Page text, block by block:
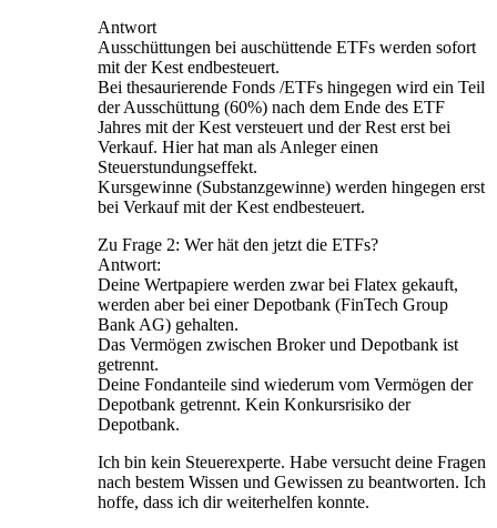
Antwort
Ausschüttungen bei auschüttende ETFs werden sofort
mit der Kest endbesteuert.
Bei thesaurierende Fonds /ETFs hingegen wird ein Teil
der Ausschüttung (60%) nach dem Ende des ETF
Jahres mit der Kest versteuert und der Rest erst bei
Verkauf. Hier hat man als Anleger einen
Steuerstundungseffekt.
Kursgewinne (Substanzgewinne) werden hingegen erst
bei Verkauf mit der Kest endbesteuert.
Zu Frage 2: Wer hät den jetzt die ETFs?
Antwort:
Deine Wertpapiere werden zwar bei Flatex gekauft,
werden aber bei einer Depotbank (FinTech Group
Bank AG) gehalten.
Das Vermögen zwischen Broker und Depotbank ist
getrennt.
Deine Fondanteile sind wiederum vom Vermögen der
Depotbank getrennt. Kein Konkursrisiko der
Depotbank.
Ich bin kein Steuerexperte. Habe versucht deine Fragen
nach bestem Wissen und Gewissen zu beantworten. Ich
hoffe, dass ich dir weiterhelfen konnte.